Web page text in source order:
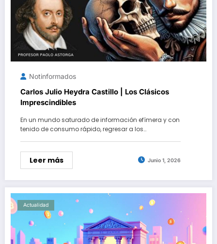
Notinformados
Carlos Julio Heydra Castillo | Los Clásicos
Imprescindibles
En un mundo saturado de información efímera y con
tenido de consumo rápido, regresar a los…
Leer más Junio 1, 2026
Actualidad